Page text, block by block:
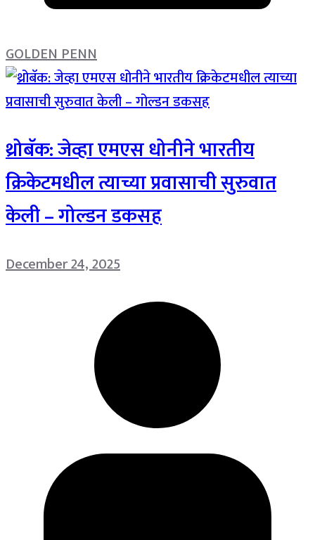
GOLDEN PENN
थ्रोबॅक: जेव्हा एमएस धोनीने भारतीय
क्रिकेटमधील त्याच्या प्रवासाची सुरुवात
केली – गोल्डन डकसह
December 24, 2025